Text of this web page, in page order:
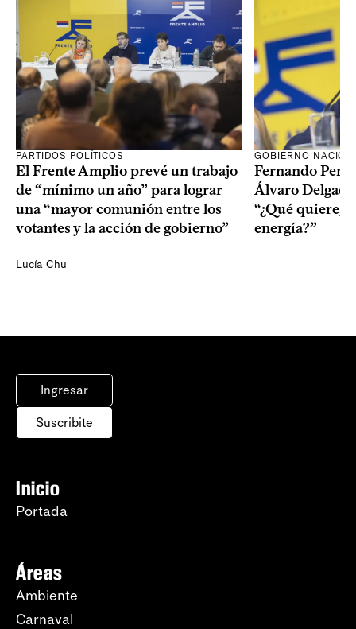
PARTIDOS POLÍTICOS
El Frente Amplio prevé un trabajo
de “mínimo un año” para lograr
una “mayor comunión entre los
votantes y la acción de gobierno”
Lucía Chu
GOBIERNO
Fernando
Álvaro
“¿Qué quiere,
energía?”
Ingresar
Suscribite
Inicio
Portada
Áreas
Ambiente
Carnaval